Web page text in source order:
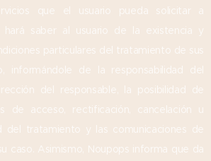
que el usuario pueda solicitar a
hará saber al usuario de la existencia y
particulares del tratamiento de sus
informándole de la responsabilidad del
del responsable, la posibilidad de
de acceso, rectificación, cancelación u
del tratamiento y las comunicaciones de
caso.
Asimismo, Noupops informa que da